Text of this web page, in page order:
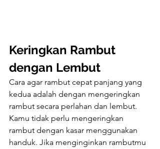
Keringkan Rambut
dengan Lembut
Cara agar rambut cepat panjang yang
kedua adalah dengan mengeringkan
rambut secara perlahan dan lembut.
Kamu tidak perlu mengeringkan
rambut dengan kasar menggunakan
handuk. Jika menginginkan rambutmu